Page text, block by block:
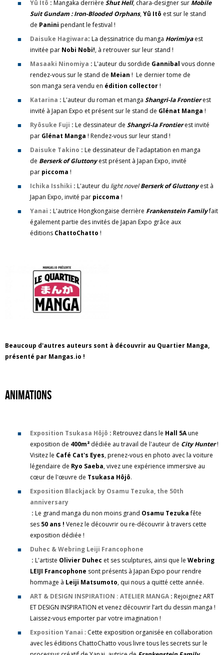
Yû Itô : Mangaka derrière Shut Hell, chara-designer sur Mobile
Suit Gundam : Iron-Blooded Orphans,Yû Itô est sur le stand
de Panini pendant le festival !
Daisuke Hagiwara: La dessinatrice du manga Horimiyaest
invitée par Nobi Nobi!, à retrouver sur leur stand !
Masaaki Ninomiya : L'auteur du sordide Gannibal vous donne
rendez-vous sur le stand de Meian ! Le dernier tome de
son manga sera vendu en édition collector!
Katarina : L'auteur du roman et manga Shangri-la Frontierest
invité à Japan Expo et présent sur le stand de Glénat Manga !
Ryôsuke Fuji : Le dessinateur de Shangri-la Frontierest invité
par Glénat Manga ! Rendez-vous sur leur stand !
Daisuke Takino : Le dessinateur de l'adaptation en manga
de Berserk of Gluttonyest présent à Japan Expo, invité
par piccoma !
Ichika Isshiki : L'auteur du light novelBerserk of Gluttonyest à
Japan Expo, invité par piccoma !
Yanai : L'autrice Hongkongaise derrière Frankenstein Familyfait
également partie des invités de Japan Expo grâce aux
éditions ChattoChatto !
Beaucoup d'autres auteurs sont à découvrir au Quartier Manga,
présenté par Mangas.io !
AnimationS
Exposition Tsukasa Hôjô : Retrouvez dans le Hall 5Aune
exposition de 400m² dédiée au travail de l'auteur de City Hunter!
Visitez le Café Cat's Eyes, prenez-vous en photo avec la voiture
légendaire de Ryo Saeba, vivez une expérience immersive au
cœur de l'œuvre de Tsukasa Hôjô.
Exposition Blackjack by Osamu Tezuka, the 50th
anniversary
: Le grand manga du non moins grand Osamu Tezukafête
ses 50 ans ! Venez le découvrir ou re-découvrir à travers cette
exposition dédiée !
Duhec & Webring Leiji Francophone
: L'artiste Olivier Duhec et ses sculptures, ainsi que le Webring
LEIJI Francophone sont présents à Japan Expo pour rendre
hommage à Leiji Matsumoto, qui nous a quitté cette année.
ART & DESIGN INSPIRATION : ATELIER MANGA : Rejoignez ART
ET DESIGN INSPIRATION et venez découvrir l’art du dessin manga !
Laissez-vous emporter par votre imagination !
Exposition Yanai : Cette exposition organisée en collaboration
avec les éditions ChattoChatto vous livre tous les secrets sur le